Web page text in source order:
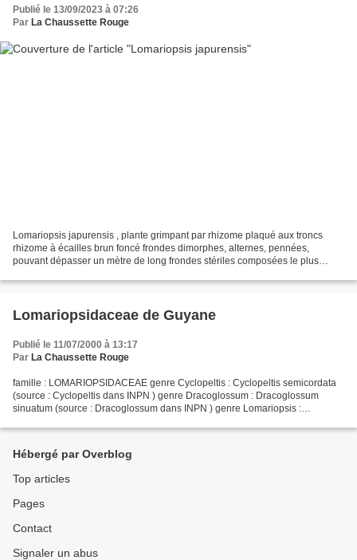
Publié le 13/09/2023 à 07:26
Par La Chaussette Rouge
Lomariopsis japurensis , plante grimpant par rhizome plaqué aux troncs
rhizome à écailles brun foncé frondes dimorphes, alternes, pennées,
pouvant dépasser un mètre de long frondes stériles composées le plus
Lomariopsidaceae de Guyane
Publié le 11/07/2000 à 13:17
Par La Chaussette Rouge
famille : LOMARIOPSIDACEAE genre Cyclopeltis : Cyclopeltis semicordata
(source : Cyclopeltis dans INPN ) genre Dracoglossum : Dracoglossum
sinuatum (source : Dracoglossum dans INPN ) genre Lomariopsis :
Hébergé par Overblog
Top articles
Pages
Contact
Signaler un abus